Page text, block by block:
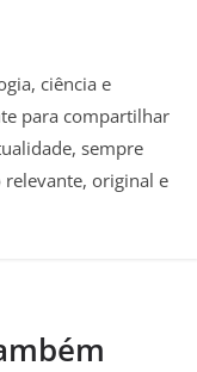
ciência e
para compartilhar
sempre
original e